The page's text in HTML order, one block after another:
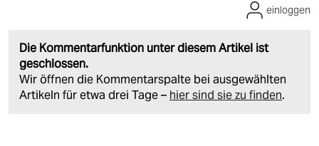
Die Kommentarfunktion unter diesem Artikel ist
geschlossen.
Wir öffnen die Kommentarspalte bei ausgewählten
Artikeln für etwa drei Tage – hier sind sie zu finden.
einloggen